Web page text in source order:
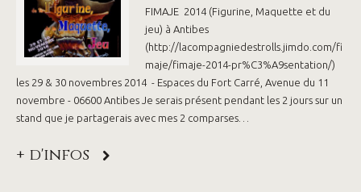
FIMAJE 2014 (Figurine, Maquette et du
jeu) à Antibes
(http://lacompagniedestrolls.jimdo.com/fi
maje/fimaje-2014-pr%C3%A9sentation/)
les 29 & 30 novembres 2014 - Espaces du Fort Carré, Avenue du 11
novembre - 06600 Antibes Je serais présent pendant les 2 jours sur un
stand que je partagerais avec mes 2 comparses…
+ d'infos